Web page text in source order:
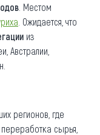
. Местом
. Ожидается, что
из
Австралии,
регионов, где
сырья,